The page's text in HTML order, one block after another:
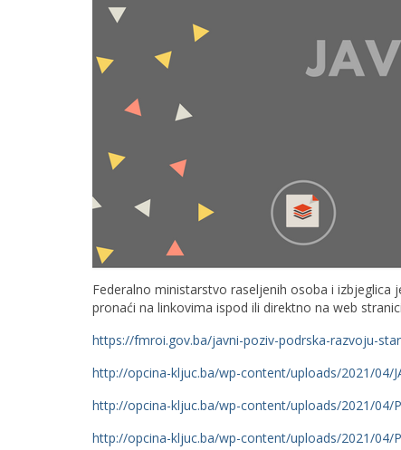
Federalno ministarstvo raseljenih osoba i izbjeglica
pronaći na linkovima ispod ili direktno na web
https://fmroi.gov.ba/javni-poziv-podrska-razvoju-
http://opcina-kljuc.ba/wp-content/uploads/2021/04/
http://opcina-kljuc.ba/wp-content/uploads/2021/04/
http://opcina-kljuc.ba/wp-content/uploads/2021/04/